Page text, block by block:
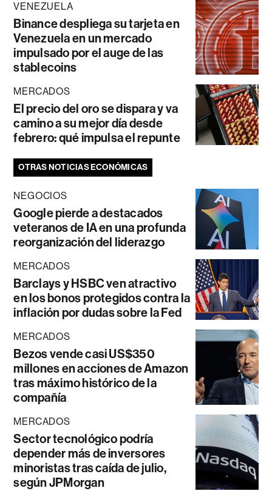
VENEZUELA
Binance despliega su tarjeta en
Venezuela en un mercado
impulsado por el auge de las
stablecoins
MERCADOS
El precio del oro se dispara y va
camino a su mejor día desde
febrero: qué impulsa el repunte
OTRAS NOTICIAS ECONÓMICAS
NEGOCIOS
Google pierde a destacados
veteranos de IA en una profunda
reorganización del liderazgo
MERCADOS
Barclays y HSBC ven atractivo
en los bonos protegidos contra la
inflación por dudas sobre la Fed
MERCADOS
Bezos vende casi US$350
millones en acciones de Amazon
tras máximo histórico de la
compañía
MERCADOS
Sector tecnológico podría
depender más de inversores
minoristas tras caída de julio,
según JPMorgan